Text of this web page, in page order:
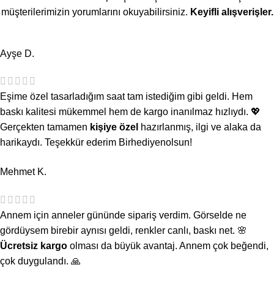
müşterilerimizin yorumlarını okuyabilirsiniz. Keyifli alışverişler.
Ayşe D.
Eşime özel tasarladığım saat tam istediğim gibi geldi. Hem
baskı kalitesi mükemmel hem de kargo inanılmaz hızlıydı. 💖
Gerçekten tamamen kişiye özel hazırlanmış, ilgi ve alaka da
harikaydı. Teşekkür ederim Birhediyenolsun!
Mehmet K.
Annem için anneler gününde sipariş verdim. Görselde ne
gördüysem birebir aynısı geldi, renkler canlı, baskı net. 🌸
Ücretsiz kargo olması da büyük avantaj. Annem çok beğendi,
çok duygulandı. 🙏